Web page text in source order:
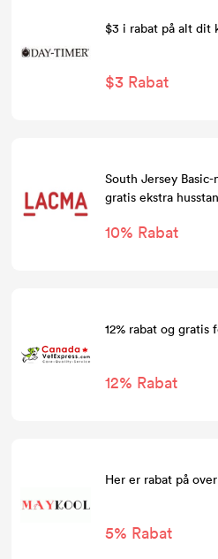
$3 i rabat på alt dit
$3 Rabat
South Jersey
gratis ekstra
10% Rabat
12% rabat og gratis
12% Rabat
Her er rabat på
5% Rabat